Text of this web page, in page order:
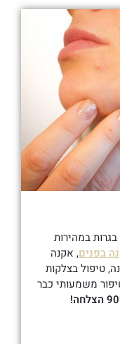
במהירות
בפנים, אקנה
טיפול בצלקות
משמעותי כבר